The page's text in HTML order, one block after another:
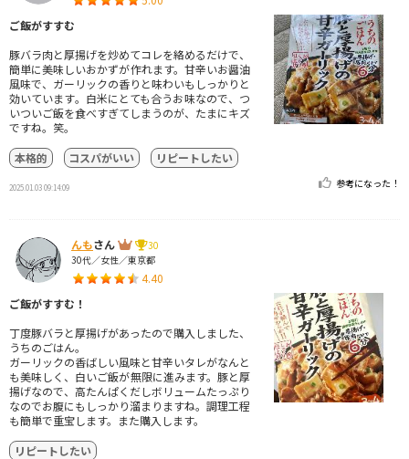
ご飯がすすむ
豚バラ肉と厚揚げを炒めてコレを絡めるだけで、
簡単に美味しいおかずが作れます。甘辛いお醤油
風味で、ガーリックの香りと味わいもしっかりと
効いています。白米にとても合うお味なので、つ
いついご飯を食べすぎてしまうのが、たまにキズ
ですね。笑。
本格的
コスパがいい リピートしたい
2025.01.03 09:14:09 参考になった！
んもさん
30
30代／女性／東京都
4.40
ご飯がすすむ！
丁度豚バラと厚揚げがあったので購入しました、
うちのごはん。
ガーリックの香ばしい風味と甘辛いタレがなんと
も美味しく、白いご飯が無限に進みます。豚と厚
揚げなので、高たんぱくだしボリュームたっぷり
なのでお腹にもしっかり溜まりますね。調理工程
も簡単で重宝します。また購入します。
リピートしたい